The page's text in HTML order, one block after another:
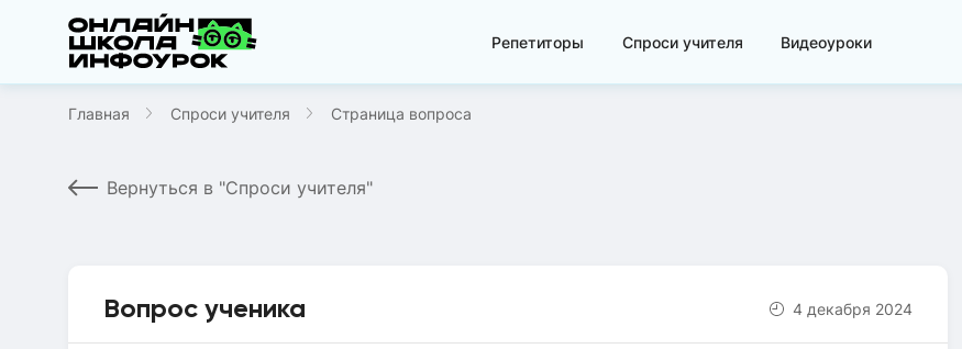
Репетиторы Спроси учителя Видеоуроки
Главная Спроси учителя Страница вопроса
Вернуться в "Спроси учителя"
Вопрос ученика 4 декабря 2024